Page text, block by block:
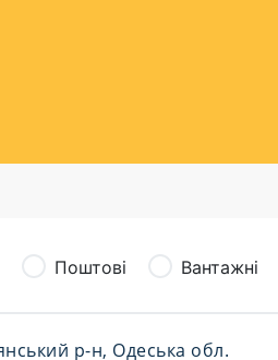
Поштові Вантажні